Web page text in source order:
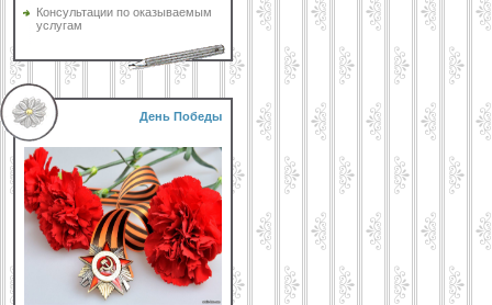
Консультации по оказываемым
услугам
День Победы